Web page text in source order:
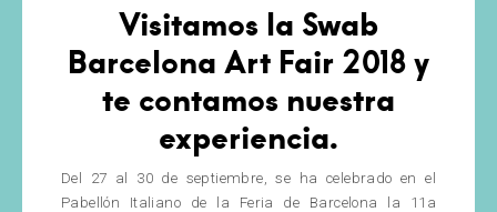
Visitamos la Swab
Barcelona Art Fair 2018 y
te contamos nuestra
experiencia.
Del 27 al 30 de septiembre, se ha celebrado en el
Pabellón Italiano de la Feria de Barcelona la 11a